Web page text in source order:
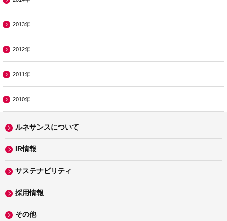
2013年
2012年
2011年
2010年
ルネサンスについて
IR情報
サステナビリティ
採用情報
その他